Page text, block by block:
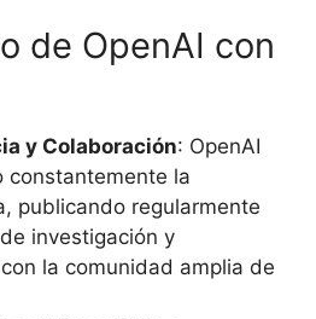
de OpenAI con
y Colaboración: OpenAI
constantemente la
publicando regularmente
investigación y
la comunidad amplia de